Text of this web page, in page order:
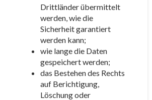
Drittländer übermittelt
werden, wie die
Sicherheit garantiert
werden kann;
wie lange die Daten
gespeichert werden;
das Bestehen des Rechts
auf Berichtigung,
Löschung oder